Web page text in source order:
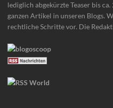
lediglich abgekürzte Teaser bis
ganzen Artikel in unseren Blogs.
rechtliche Schritte vor. Die